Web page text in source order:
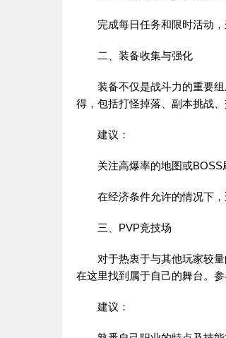
完成每日任务和限时活动，
二、装备收集与强化
装备不仅是战斗力的重要组
得，包括打怪掉落、副本挑战
建议：
关注高爆率的地图或BOSS
在经济条件允许的情况下，
三、PVP竞技场
对于热衷于与其他玩家较量
在这里找到属于自己的舞台。
建议：